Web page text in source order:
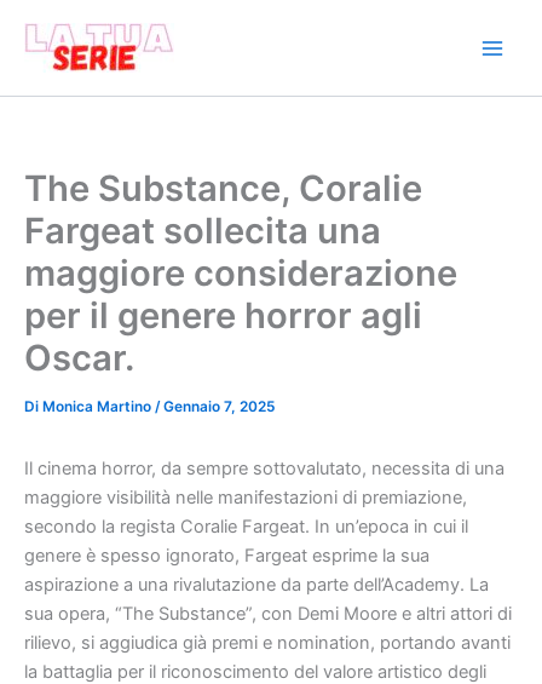
contenuto
The Substance, Coralie
Fargeat sollecita una
maggiore considerazione
per il genere horror agli
Oscar.
Di Monica Martino /Gennaio 7, 2025
Il cinema horror, da sempre sottovalutato, necessita di una
maggiore visibilità nelle manifestazioni di premiazione,
secondo la regista Coralie Fargeat. In un’epoca in cui il
genere è spesso ignorato, Fargeat esprime la sua
aspirazione a una rivalutazione da parte dell’Academy. La
sua opera, “The Substance”, con Demi Moore e altri attori di
rilievo, si aggiudica già premi e nomination, portando avanti
la battaglia per il riconoscimento del valore artistico degli